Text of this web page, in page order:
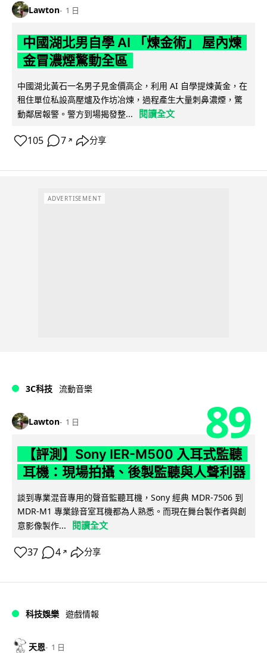
Lawton 1 日
中國湖北男自學 AI 「煉金術」 屋內煉
金冒濃煙驚動全區
中國湖北黃石一名男子見金價高企，利用 AI 自學提煉黃金，在
租住單位私設高壓爐及作坊冶煉，過程產生大量刺鼻濃煙，驚
動鄰居報警。警方到場揭發整...
閱讀全文
105 7 ↗ 分享
ADVERTISEMENT
3C科技 流動音樂
Lawton 1 日 89
【評測】Sony IER-M500 入耳式監聽
耳機：現場拍攝、後製監聽與人聲利器
談到專業混音專用的聲音監聽耳機，Sony 經典 MDR-7506 到
MDR-M1 專業錄音室耳機都為人熟悉。而現在舞台製作者與創
意影像製作...
閱讀全文
37 4 ↗ 分享
科技娛樂 遊戲情報
天恩 1 日